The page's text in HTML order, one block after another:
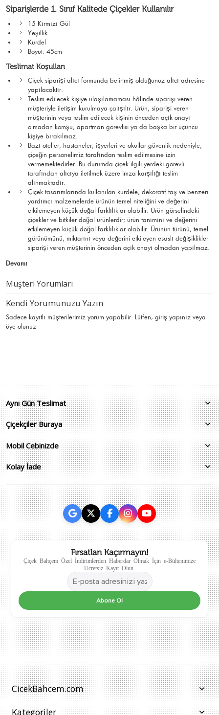
Siparişlerde 1. Sınıf Kalitede Çiçekler Kullanılır
15 Kırmızı Gül
Yeşillik
Kurdel
Boyut: 45cm
Teslimat Koşulları
Çiçek siparişi alıcı formunda belirtmiş olduğunuz alıcı adresine
yapılacaktır.
Teslim edilecek kişiye ulaşılamaması hâlinde siparişi veren
müşteriyle iletişim kurulmaya çalışılır. Ürün, siparişi veren
müşterinin veya teslim edilecek kişinin önceden açık onayı
olmadan komşu, apartman görevlisi ya da başka bir üçüncü
kişiye bırakılmaz.
Bazı oteller, hastaneler, işyerleri ve okullar güvenlik nedeniyle,
çiçeğin personelimiz tarafından teslim edilmesine izin
vermemektedirler. Bu durumda çiçek ilgili yerdeki görevli
tarafından alıcıya iletilmek üzere imza karşılığı teslim
alınmaktadır.
Çiçek tasarımlarında kullanılan kurdele, dekoratif taş ve benzeri
yardımcı malzemelerde ürünün temel niteliğini ve değerini
etkilemeyen küçük doğal farklılıklar olabilir. Ürün görselindeki
çiçekler ve bitkiler doğal ürünlerdir; ürün tanımını ve değerini
etkilemeyen küçük doğal farklılıklar olabilir. Ürünün türünü, temel
görünümünü, miktarını veya değerini etkileyen esaslı değişiklikler
siparişi veren müşterinin önceden açık onayı olmadan yapılmaz.
Devamı
Müşteri Yorumları
Kendi Yorumunuzu Yazın
Sadece kayıtlı müşterilerimiz yorum yapabilir. Lütfen, giriş yapınız veya
üye olunuz
Aynı Gün Teslimat
Çiçekçiler Buraya
Mobil Cebinizde
Kolay İade
Fırsatları Kaçırmayın!
Çiçek Bahçem Özel İndirimlerden Haberdar Olmak İçin e-Bültenimize
Ücretsiz Kayıt Olun.
Abone Ol
CicekBahcem.com
Kategoriler